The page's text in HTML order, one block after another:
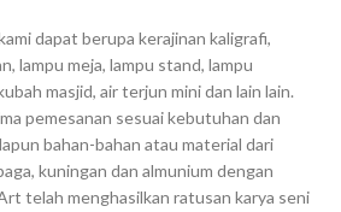
dapat berupa kerajinan kaligrafi,
lampu meja, lampu stand, lampu
masjid, air terjun mini dan lain lain.
pemesanan sesuai kebutuhan dan
bahan-bahan atau material dari
kuningan dan almunium dengan
telah menghasilkan ratusan karya seni